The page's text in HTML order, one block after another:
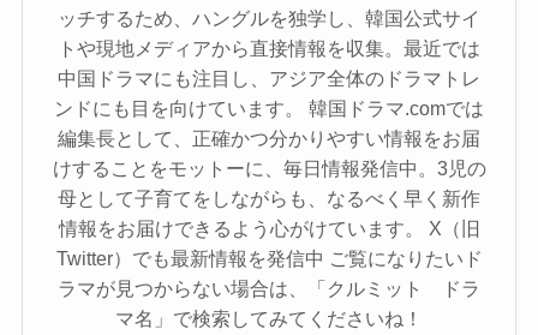
ッチするため、ハングルを独学し、韓国公式サイ
トや現地メディアから直接情報を収集。最近では
中国ドラマにも注目し、アジア全体のドラマトレ
ンドにも目を向けています。 韓国ドラマ.comでは
編集長として、正確かつ分かりやすい情報をお届
けすることをモットーに、毎日情報発信中。3児の
母として子育てをしながらも、なるべく早く新作
情報をお届けできるよう心がけています。 X（旧
Twitter）でも最新情報を発信中 ご覧になりたいド
ラマが見つからない場合は、「クルミット ドラ
マ名」で検索してみてくださいね！